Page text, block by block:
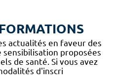
actualités en faveur des
proposées
de santé. Si vous avez
d'inscri